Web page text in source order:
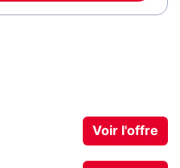
Voir l'offre